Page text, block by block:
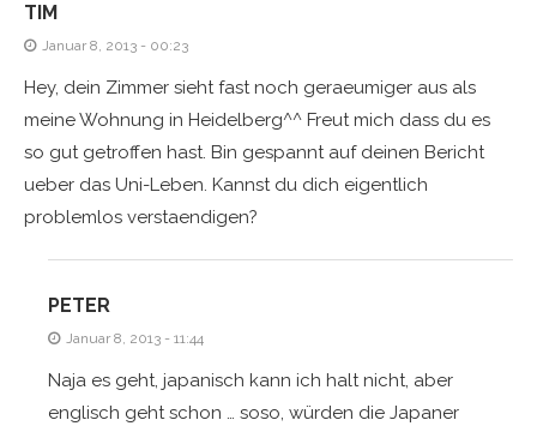
TIM
Januar 8, 2013 - 00:23
Hey, dein Zimmer sieht fast noch geraeumiger aus als
meine Wohnung in Heidelberg^^ Freut mich dass du es
so gut getroffen hast. Bin gespannt auf deinen Bericht
ueber das Uni-Leben. Kannst du dich eigentlich
problemlos verstaendigen?
PETER
Januar 8, 2013 - 11:44
Naja es geht, japanisch kann ich halt nicht, aber
englisch geht schon … soso, würden die Japaner